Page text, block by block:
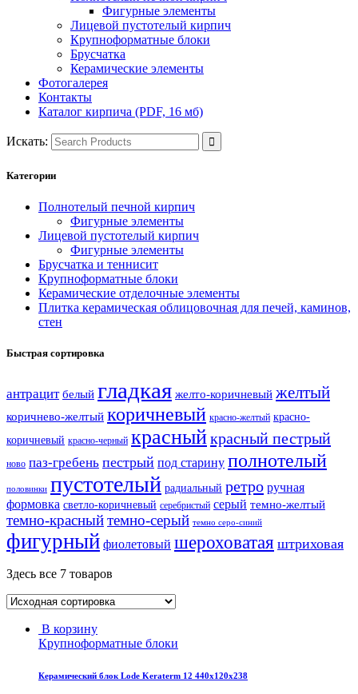
Фигурные элементы
Лицевой пустотелый кирпич
Крупноформатные блоки
Брусчатка
Керамические элементы
Фотогалерея
Контакты
Каталог кирпича (PDF, 16 мб)
Искать:
Категории
Полнотелый печной кирпич
Фигурные элементы
Лицевой пустотелый кирпич
Фигурные элементы
Брусчатка и теннисит
Крупноформатные блоки
Керамические отделочные элементы
Плитка керамическая облицовочная для печей, каминов,
стен
Быстрая сортировка
антрацит белый гладкая желто-коричневый желтый
коричнево-желтый коричневый красно-желтый красно-
коричневый красно-черный красныйкрасный пестрый
ново паз-гребень пестрый под старину полнотелый
половинки пустотелый радиальный ретро ручная
формовка светло-коричневый серебристый серый темно-желтый
темно-красныйтемно-серый темно серо-синий
фигурный фиолетовый шероховатая штриховая
Здесь все 7 товаров
В корзину
Крупноформатные блоки
Керамический блок Lode Keraterm 12 440x120x238